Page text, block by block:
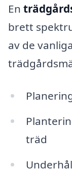
En
brett
av de
träd